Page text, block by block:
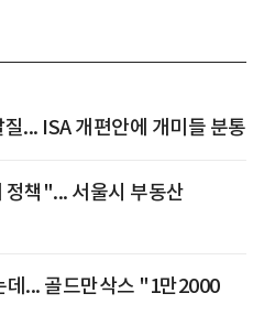
... ISA 개편안에 개미들 분통
책"... 서울시 부동산
데... 골드만삭스 "1만2000